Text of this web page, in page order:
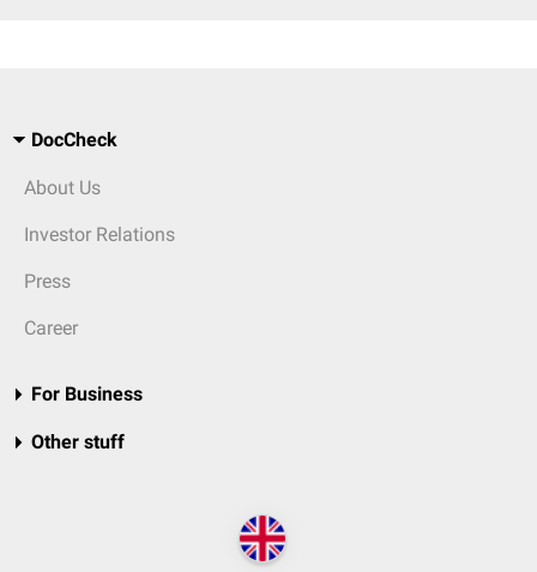
DocCheck
About Us
Investor Relations
Press
Career
For Business
Other stuff